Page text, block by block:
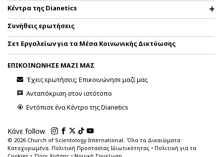
Κέντρα της Dianetics
Συνήθεις ερωτήσεις
Σετ Εργαλείων για τα Μέσα Κοινωνικής Δικτύωσης
ΕΠΙΚΟΙΝΩΝΗΣΕ ΜΑΖΙ ΜΑΣ
Έχεις ερωτήσεις; Επικοινώνησε μαζί μας
Ανταπόκριση στον ιστότοπο
Εντόπισε ένα Κέντρο της Dianetics
Κάνε follow
© 2026 Church of Scientology International. Όλα τα Δικαιώματα
Κατοχυρωμένα. Πολιτική Προστασίας Ιδιωτικότητας • Πολιτική για τα